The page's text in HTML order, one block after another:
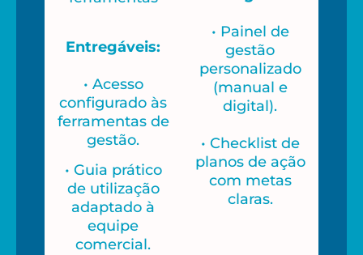
Entregáveis:
• Acesso
configurado às
ferramentas de
gestão.
• Guia prático
de utilização
adaptado à
equipe
comercial.
• Painel de
gestão
personalizado
(manual e
digital).
• Checklist de
planos de ação
com metas
claras.